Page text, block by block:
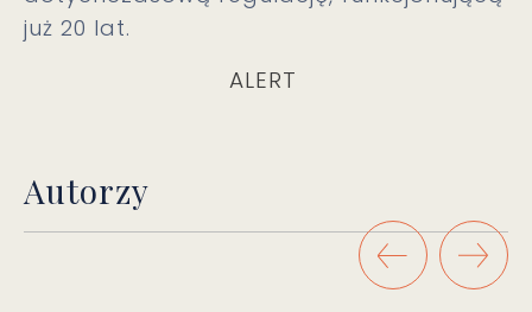
już 20 lat.
ALERT
Autorzy